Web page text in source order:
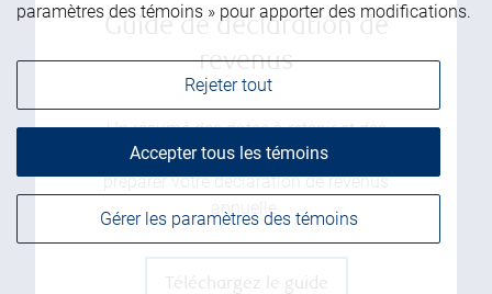
Guide de déclaration de
revenus
Un résumé des dates à retenir et des
renseignements fiscaux nécessaires pour
préparer votre déclaration de revenus
annuelle.
Téléchargez le guide
paramètres des témoins » pour apporter des modifications.
Gérer les paramètres des témoins
Rejeter tout
Accepter tous les témoins